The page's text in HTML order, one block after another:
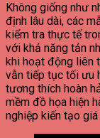
Không giống như
định lâu dài, các
kiểm tra thực tế
với khả năng tản
khi hoạt động liên
vẫn tiếp tục tối ưu
tương thích hoàn
mềm đồ họa hiện
nghiệp kiến tạo